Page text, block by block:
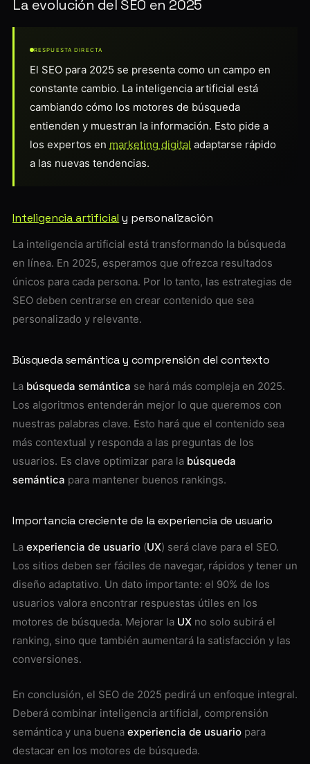
La evolución del SEO en 2025
RESPUESTA DIRECTA
El SEO para 2025 se presenta como un campo en
constante cambio. La inteligencia artificial está
cambiando cómo los motores de búsqueda
entienden y muestran la información. Esto pide a
los expertos en marketing digital adaptarse rápido
a las nuevas tendencias.
Inteligencia artificial y personalización
La inteligencia artificial está transformando la búsqueda
en línea. En 2025, esperamos que ofrezca resultados
únicos para cada persona. Por lo tanto, las estrategias de
SEO deben centrarse en crear contenido que sea
personalizado y relevante.
Búsqueda semántica y comprensión del contexto
La búsqueda semántica se hará más compleja en 2025.
Los algoritmos entenderán mejor lo que queremos con
nuestras palabras clave. Esto hará que el contenido sea
más contextual y responda a las preguntas de los
usuarios. Es clave optimizar para la búsqueda
semántica para mantener buenos rankings.
Importancia creciente de la experiencia de usuario
La experiencia de usuario (UX) será clave para el SEO.
Los sitios deben ser fáciles de navegar, rápidos y tener un
diseño adaptativo. Un dato importante: el 90% de los
usuarios valora encontrar respuestas útiles en los
motores de búsqueda. Mejorar la UX no solo subirá el
ranking, sino que también aumentará la satisfacción y las
conversiones.
En conclusión, el SEO de 2025 pedirá un enfoque integral.
Deberá combinar inteligencia artificial, comprensión
semántica y una buena experiencia de usuario para
destacar en los motores de búsqueda.